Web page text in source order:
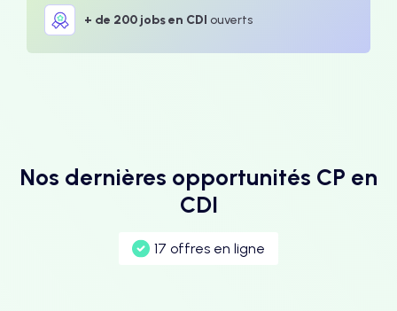
+ de 200 jobs en CDI ouverts
Nos dernières opportunités CP en
CDI
17 offres en ligne